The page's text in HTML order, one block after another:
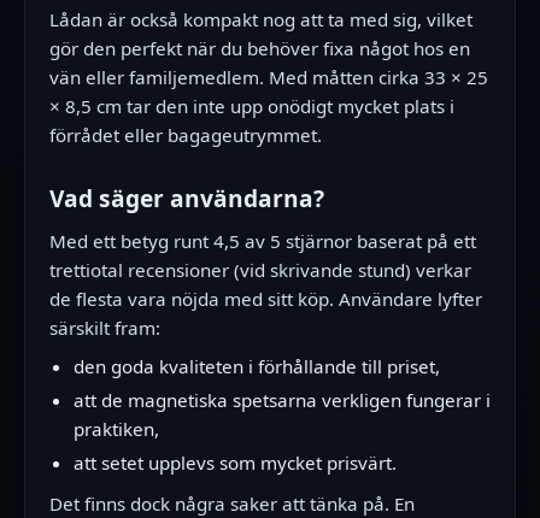
Lådan är också kompakt nog att ta med sig, vilket
gör den perfekt när du behöver fixa något hos en
vän eller familjemedlem. Med måtten cirka 33 × 25
× 8,5 cm tar den inte upp onödigt mycket plats i
förrådet eller bagageutrymmet.
Vad säger användarna?
Med ett betyg runt 4,5 av 5 stjärnor baserat på ett
trettiotal recensioner (vid skrivande stund) verkar
de flesta vara nöjda med sitt köp. Användare lyfter
särskilt fram:
den goda kvaliteten i förhållande till priset,
att de magnetiska spetsarna verkligen fungerar i
praktiken,
att setet upplevs som mycket prisvärt.
Det finns dock några saker att tänka på. En